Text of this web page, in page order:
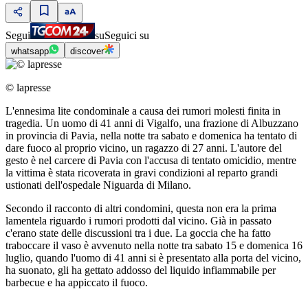
Segui suSeguici su
whatsapp discover
© lapresse
L'ennesima lite condominale a causa dei rumori molesti finita in
tragedia. Un uomo di 41 anni di Vigalfo, una frazione di Albuzzano
in provincia di Pavia, nella notte tra sabato e domenica ha tentato di
dare fuoco al proprio vicino, un ragazzo di 27 anni. L'autore del
gesto è nel carcere di Pavia con l'accusa di tentato omicidio, mentre
la vittima è stata ricoverata in gravi condizioni al reparto grandi
ustionati dell'ospedale Niguarda di Milano.
Secondo il racconto di altri condomini, questa non era la prima
lamentela riguardo i rumori prodotti dal vicino. Già in passato
c'erano state delle discussioni tra i due. La goccia che ha fatto
traboccare il vaso è avvenuto nella notte tra sabato 15 e domenica 16
luglio, quando l'uomo di 41 anni si è presentato alla porta del vicino,
ha suonato, gli ha gettato addosso del liquido infiammabile per
barbecue e ha appiccato il fuoco.